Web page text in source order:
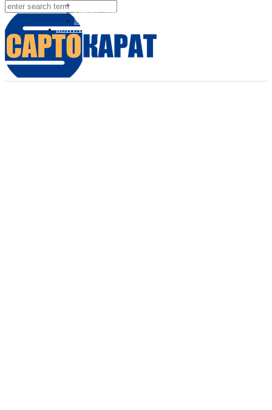
Вебинары Sartorius и Minebea Intec
Sartorius Видео
Minebea Intec Видео
КОНТАКТЫ